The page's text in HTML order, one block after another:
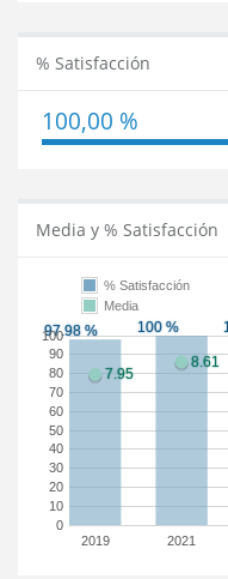
% Satisfacción
100,00 %
Media y % Satisfacción
2019 2021
0
10
20
30
40
50
60
70
80
90
100
% Satisfacción
Media